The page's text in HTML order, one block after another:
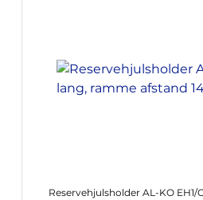
Reservehjulsholder AL-KO